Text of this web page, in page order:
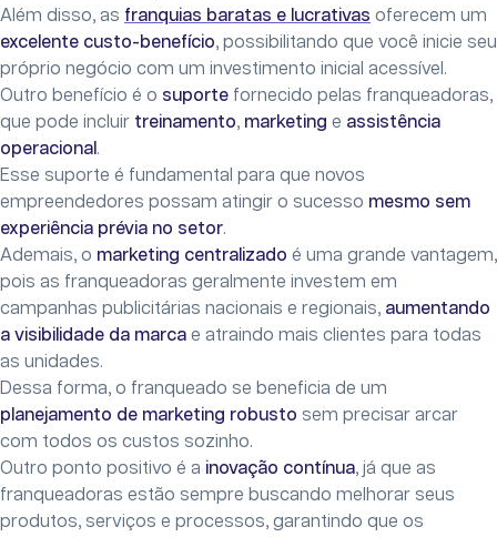
Além disso, as franquias baratas e lucrativas oferecem um
excelente custo-benefício, possibilitando que você inicie seu
próprio negócio com um investimento inicial acessível.
Outro benefício é o suporte fornecido pelas franqueadoras,
que pode incluir treinamento, marketing e assistência
operacional .
Esse suporte é fundamental para que novos
empreendedores possam atingir o sucesso mesmo sem
experiência prévia no setor.
Ademais, o marketing centralizado é uma grande vantagem,
pois as franqueadoras geralmente investem em
campanhas publicitárias nacionais e regionais, aumentando
a visibilidade da marca e atraindo mais clientes para todas
as unidades.
Dessa forma, o franqueado se beneficia de um
planejamento de marketing robusto sem precisar arcar
com todos os custos sozinho.
Outro ponto positivo é a inovação contínua, já que as
franqueadoras estão sempre buscando melhorar seus
produtos, serviços e processos, garantindo que os